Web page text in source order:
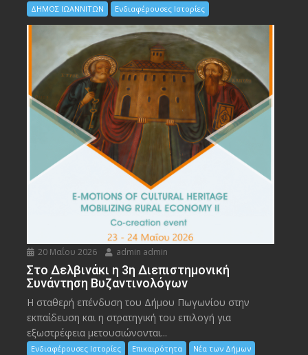
ΔΗΜΟΣ ΙΩΑΝΝΙΤΩΝ Ενδιαφέρουσες Ιστορίες
20 Μαΐου 2026 admin admin
Στο Δελβινάκι η 3η Διεπιστημονική
Συνάντηση Βυζαντινολόγων
Η σταθερή επένδυση του Δήμου Πωγωνίου στην
εκπαίδευση και η στρατηγική του επιλογή για
εξωστρέφεια μετουσιώνονται...
Ενδιαφέρουσες Ιστορίες Επικαιρότητα Νέα των Δήμων